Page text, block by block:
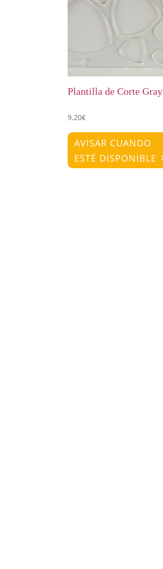
Plantilla de Corte Gray
9,20€
AVISAR CUANDO
ESTÉ DISPONIBLE